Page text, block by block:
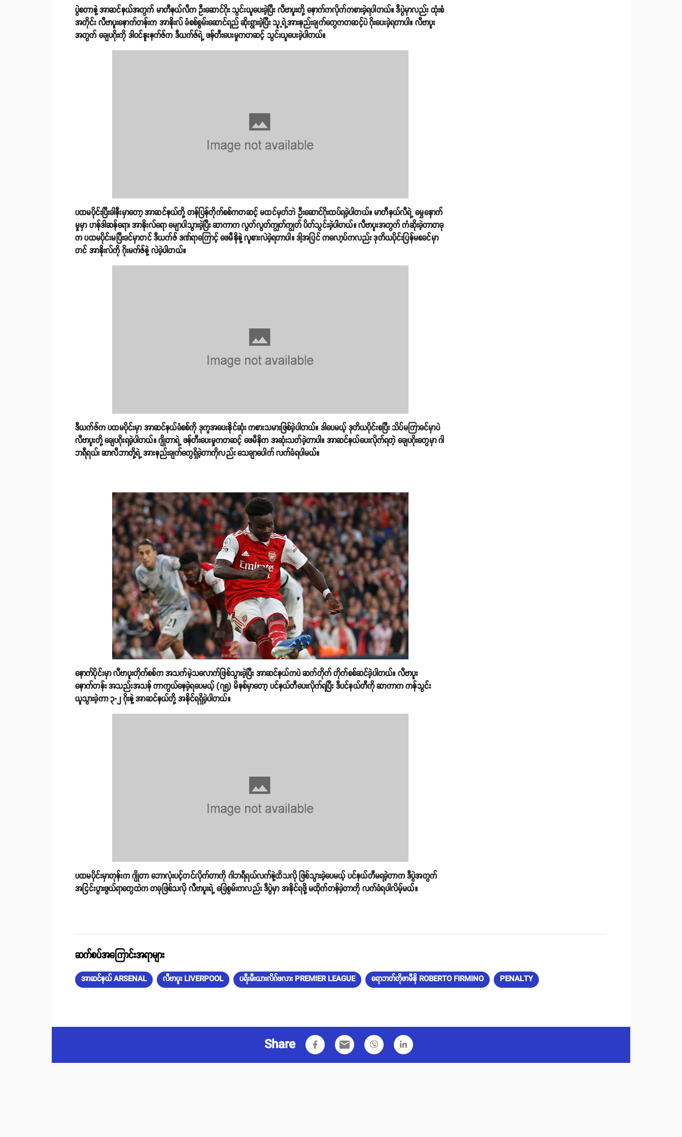
ပွဲစတာနဲ့ အာဆင်နယ်အတွက် မာတီနယ်လီက ဦးဆောင်ဂိုး သွင်းယူပေးခဲ့ပြီး လီဗာပူးတို့ နောက်ကလိုက်ကစားခဲ့ရပါတယ်။ ဒီပွဲမှာလည်း ထုံးစံ
အတိုင်း လီဗာပူးနောက်တန်းက အာနိုးလ် ခံစစ်စွမ်းဆောင်ရည် ဆိုးရွားခဲ့ပြီး သူ့ရဲ့အားနည်းချက်တွေကတဆင့်ပဲ ဂိုးပေးခဲ့ရတာပါ။ လီဗာပူး
အတွက် ချေပဂိုးကို ဒါဝင်နူးနက်ဇ်က ဒီယက်ဇ်ရဲ့ ဖန်တီးပေးမှုကတဆင့် သွင်းယူပေးခဲ့ပါတယ်။
ပထမပိုင်းပြီးခါနီးမှာတော့ အာဆင်နယ်တို့ တန်ပြန်တိုက်စစ်ကတဆင့် မထင်မှတ်ဘဲ ဦးဆောင်ဂိုးထပ်ရခဲ့ပါတယ်။ မာတီနယ်လီရဲ့ မွှေနှောက်
မှုမှာ ဟန်ဒါဆန်ရော၊ အာနိုးလ်ရော မျောပါသွားခဲ့ပြီး ဆာကာက လွတ်လွတ်ကျွတ်ကျွတ် ပိတ်သွင်းခဲ့ပါတယ်။ လီဗာပူးအတွက် ကံဆိုးခဲ့တာတခု
က ပထမပိုင်းမပြီးခင်မှာတင် ဒီယက်ဇ် ဒဏ်ရာကြောင့် ဖေမီနိုနဲ့ လူစားလဲခဲ့ရတာပါ။ ဒါ့အပြင် ကလော့ပ်ကလည်း ဒုတိယပိုင်းပြန်မစခင်မှာ
တင် အာနိုးလ်ကို ဂိုးမက်ဇ်နဲ့ လဲခဲ့ပါတယ်။
ဒီယက်ဇ်က ပထမပိုင်းမှာ အာဆင်နယ်ခံစစ်ကို ဒုက္ခအပေးနိုင်ဆုံး ကစားသမားဖြစ်ခဲ့ပါတယ်။ ဒါပေမယ့် ဒုတိယပိုင်းစပြီး သိပ်မကြာခင်မှာပဲ
လီဗာပူးတို့ ချေပဂိုးရခဲ့ပါတယ်။ ဂျိုတာရဲ့ ဖန်တီးပေးမှုကတဆင့် ဖေမီနိုက အဆုံးသတ်ခဲ့တာပါ။ အာဆင်နယ်ပေးလိုက်ရတဲ့ ချေပဂိုးတွေမှာ ဂါ
ဘရီရယ်၊ ဆာလီဘာတို့ရဲ့ အားနည်းချက်တွေရှိခဲ့တာကိုလည်း သေချာပေါက် လက်ခံရပါမယ်။
နောက်ပိုင်းမှာ လီဗာပူးတိုက်စစ်က အသက်မဲ့သလောက်ဖြစ်သွားခဲ့ပြီး အာဆင်နယ်ကပဲ ဆက်တိုက် တိုက်စစ်ဆင်ခဲ့ပါတယ်။ လီဗာပူး
နောက်တန်း အသည်းအသန် ကာကွယ်နေခဲ့ရပေမယ့် (၇၅) မိနစ်မှာတော့ ပင်နယ်တီပေးလိုက်ရပြီး ဒီပင်နယ်တီကို ဆာကာက ကန်သွင်း
ယူသွားခဲ့ကာ ၃-၂ ဂိုးနဲ့ အာဆင်နယ်တို့ အနိုင်ရရှိခဲ့ပါတယ်။
ပထမပိုင်းမှာတုန်းက ဂျိုတာ ဘောလုံးပင့်တင်လိုက်တာကို ဂါဘရီရယ်လက်နဲ့ထိသလို ဖြစ်သွားခဲ့ပေမယ့် ပင်နယ်တီမရခဲ့တာက ဒီပွဲအတွက်
အငြင်းပွားဖွယ်ရာတွေထဲက တခုဖြစ်သလို လီဗာပူးရဲ့ ခြေစွမ်းကလည်း ဒီပွဲမှာ အနိုင်ရဖို့ မထိုက်တန်ခဲ့တာကို လက်ခံရပါလိမ့်မယ်။
ဆက်စပ်အကြောင်းအရာများ
အာဆင်နယ် ARSENAL လီဗာပူး LIVERPOOL ပရီးမီးယားလိဂ်ဖလား PREMIER LEAGUE ရောဘတ်တိုဖာမီနို ROBERTO FIRMINO PENALTY
Share email